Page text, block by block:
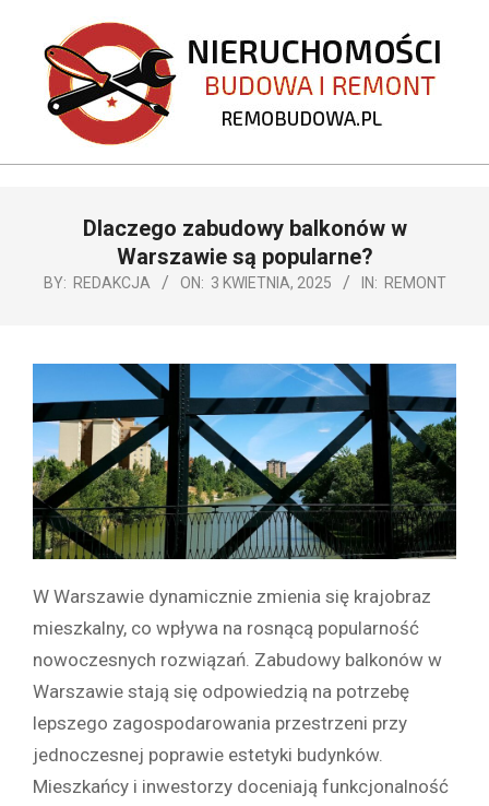
content
REMOBUDOWA.PL
Dlaczego zabudowy balkonów w
Warszawie są popularne?
BY: REDAKCJA ON: 3 KWIETNIA, 2025 IN: REMONT
W Warszawie dynamicznie zmienia się krajobraz
mieszkalny, co wpływa na rosnącą popularność
nowoczesnych rozwiązań. Zabudowy balkonów w
Warszawie stają się odpowiedzią na potrzebę
lepszego zagospodarowania przestrzeni przy
jednoczesnej poprawie estetyki budynków.
Mieszkańcy i inwestorzy doceniają funkcjonalność